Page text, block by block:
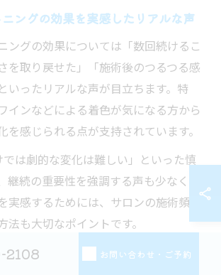
ングの効果を実感したリアルな声
ングの効果については「数回続けるこ
を取り戻せた」「施術後のつるつる感
いったリアルな声が目立ちます。特
インなどによる着色が気になる方から
を感じられる点が支持されています。
は劇的な変化は難しい」といった慎
継続の重要性を強調する声も少なくあ
実感するためには、サロンの施術頻度
法も大切なポイントです。
「都度払いで気軽に通い、2週間ごと
2108 お問い合わせ・ご予約